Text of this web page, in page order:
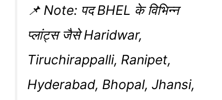
📌 Note: पद BHEL के विभिन्न
प्लांट्स जैसे Haridwar,
Tiruchirappalli, Ranipet,
Hyderabad, Bhopal, Jhansi,